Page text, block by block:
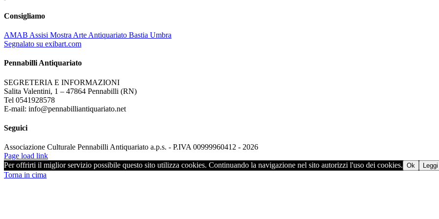
Consigliamo
AMAB Assisi Mostra Arte Antiquariato Bastia Umbra
Segnalato su exibart.com
Pennabilli Antiquariato
SEGRETERIA E INFORMAZIONI
Salita Valentini, 1 – 47864 Pennabilli (RN)
Tel 0541928578
E-mail: info@pennabilliantiquariato.net
Seguici
Associazione Culturale Pennabilli Antiquariato a.p.s. - P.IVA 00999960412 - 2026
Page load link
Per offrirti il miglior servizio possibile questo sito utilizza cookies. Continuando la navigazione nel sito autorizzi l'uso dei cookies. Ok
Torna in cima